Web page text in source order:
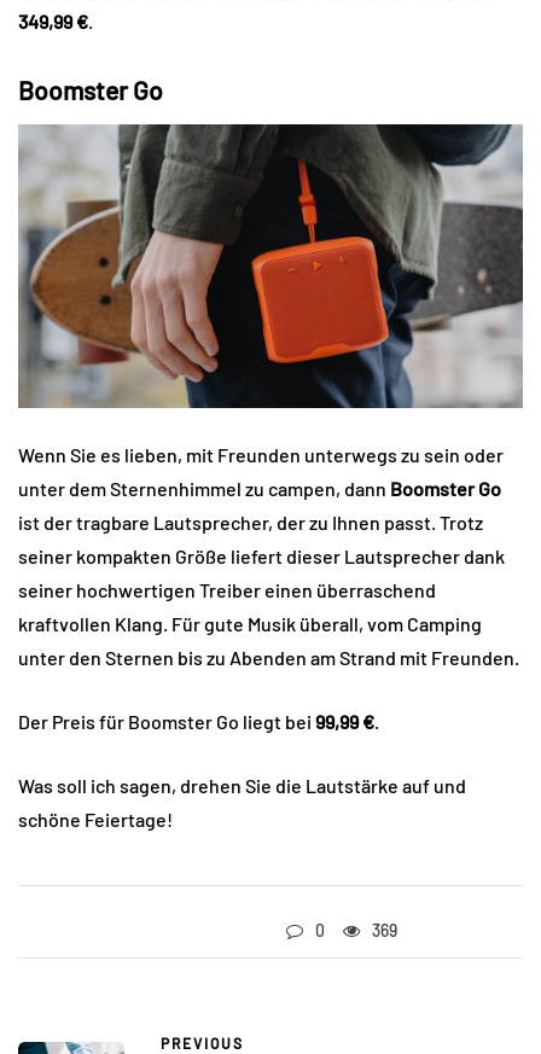
349,99 €.
Boomster Go
Wenn Sie es lieben, mit Freunden unterwegs zu sein oder
unter dem Sternenhimmel zu campen, dann Boomster Go
ist der tragbare Lautsprecher, der zu Ihnen passt. Trotz
seiner kompakten Größe liefert dieser Lautsprecher dank
seiner hochwertigen Treiber einen überraschend
kraftvollen Klang. Für gute Musik überall, vom Camping
unter den Sternen bis zu Abenden am Strand mit Freunden.
Der Preis für Boomster Go liegt bei 99,99 €.
Was soll ich sagen, drehen Sie die Lautstärke auf und
schöne Feiertage!
0 369
PREVIOUS